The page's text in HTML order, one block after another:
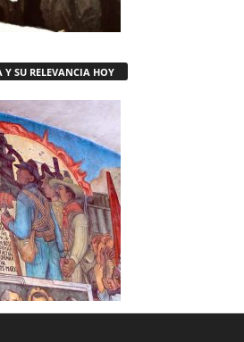
SU RELEVANCIA HOY